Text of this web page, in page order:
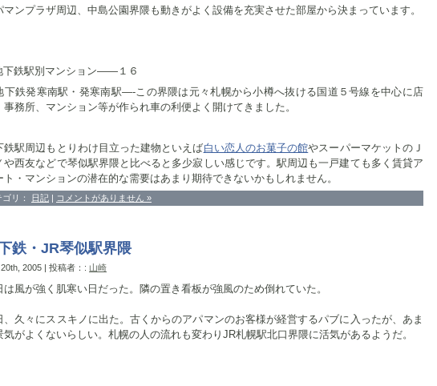
マンプラザ周辺、中島公園界隈も動きがよく設備を充実させた部屋から決まっています。
下鉄駅別マンション——１６
鉄発寒南駅・発寒南駅—-この界隈は元々札幌から小樽へ抜ける国道５号線を中心に店
事務所、マンション等が作られ車の利便よく開けてきました。
鉄駅周辺もとりわけ目立った建物といえば白い恋人のお菓子の館やスーパーマケットのＪ
や西友などで琴似駅界隈と比べると多少寂しい感じです。駅周辺も一戸建ても多く賃貸ア
ト・マンションの潜在的な需要はあまり期待できないかもしれません。
ゴリ： 日記 | コメントがありません »
鉄・JR琴似駅界隈
2005 | 投稿者：: 山崎
は風が強く肌寒い日だった。隣の置き看板が強風のため倒れていた。
、久々にススキノに出た。古くからのアパマンのお客様が経営するパブに入ったが、あま
気がよくないらしい。札幌の人の流れも変わりJR札幌駅北口界隈に活気があるようだ。